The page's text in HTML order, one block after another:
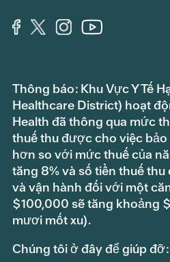
Thông báo: Khu Vực Y Tế
Healthcare District) hoạt
Health đã thông qua mức
thuế thu được cho việc
hơn so với mức thuế của
tăng 8% và số tiền thuế
và vận hành đối với một
$100,000 sẽ tăng khoảng
mươi mốt xu).
Chúng tôi ở đây để giúp đỡ: